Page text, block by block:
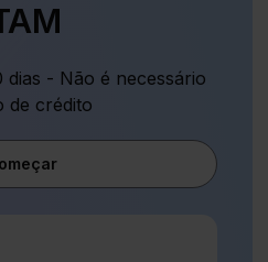
dias - Não é necessário
de crédito